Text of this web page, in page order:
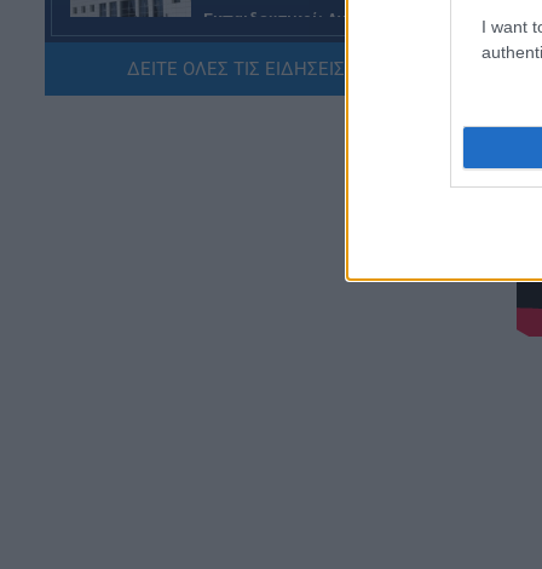
I want
Εκπαιδευτικοί: Ανακλήθηκαν
αποσπάσεις για τα σχολικά έτη
2026-2029
06.08.2026 - 16:03
ΔΕΙΤΕ ΟΛΕΣ ΤΙΣ ΕΙΔΗΣΕΙΣ ΕΔΩ »